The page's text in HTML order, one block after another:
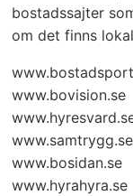
bostadssajter
om det finns
www.bovision.se
www.samtrygg.se
www.bosidan.se
www.hyrahyra.se